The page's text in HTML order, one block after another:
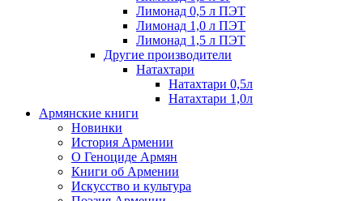
Лимонад 0,5 л ПЭТ
Лимонад 1,0 л ПЭТ
Лимонад 1,5 л ПЭТ
Другие производители
Натахтари
Натахтари 0,5л
Натахтари 1,0л
Армянские книги
Новинки
История Армении
О Геноциде Армян
Книги об Армении
Иcкусство и культура